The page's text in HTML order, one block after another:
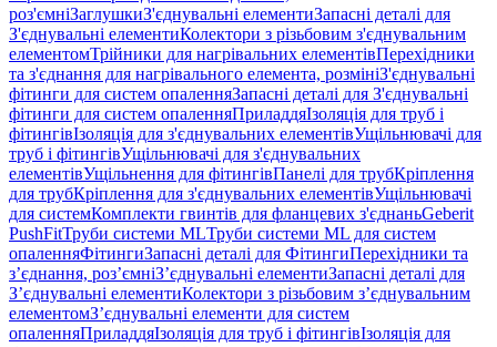
роз'ємніЗаглушкиЗ'єднувальні елементиЗапасні деталі для
З'єднувальні елементиКолектори з різьбовим з'єднувальним
елементомТрійники для нагрівальних елементівПерехідники
та з'єднання для нагрівального елемента, розмініЗ'єднувальні
фітинги для систем опаленняЗапасні деталі для З'єднувальні
фітинги для систем опаленняПриладдяІзоляція для труб і
фітингівІзоляція для з'єднувальних елементівУщільнювачі для
труб і фітингівУщільнювачі для з'єднувальних
елементівУщільнення для фітингівПанелі для трубКріплення
для трубКріплення для з'єднувальних елементівУщільнювачі
для системКомплекти гвинтів для фланцевих з'єднаньGeberit
PushFitТруби системи MLТруби системи ML для систем
опаленняФітингиЗапасні деталі для ФітингиПерехідники та
з’єднання, роз’ємніЗ’єднувальні елементиЗапасні деталі для
З’єднувальні елементиКолектори з різьбовим з’єднувальним
елементомЗ’єднувальні елементи для систем
опаленняПриладдяІзоляція для труб і фітингівІзоляція для